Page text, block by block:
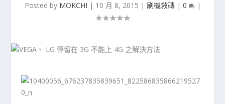
Posted by MOKCHI | 10 月 8, 2015 | 刷機救磚| 0 |